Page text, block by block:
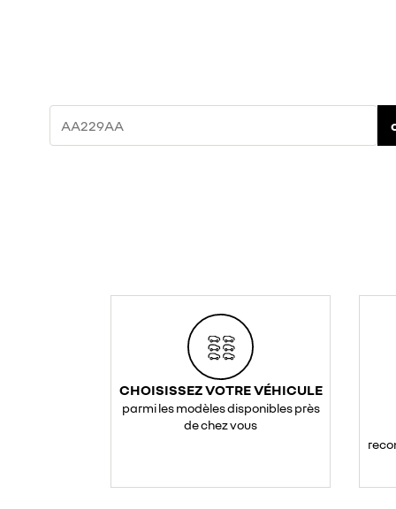
CHOISISSEZ VOTRE VÉHICULE
parmi les modèles disponibles près
de chez vous